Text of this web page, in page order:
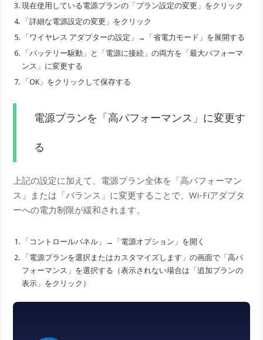
現在使用している電源プランの「プラン設定の変更」をクリック
「詳細な電源設定の変更」をクリック
「ワイヤレス アダプターの設定」→「省電力モード」を展開する
「バッテリー駆動」と「電源に接続」の両方を「最大パフォーマ
ンス」に変更する
「OK」をクリックして保存する
電源プランを「高パフォーマンス」に変更す
る
上記の設定に加えて、電源プラン全体を「高パフォーマン
ス」または「バランス」に変更することで、Wi-Fiアダプタ
ーへの電力制限が緩和されます。
「コントロールパネル」→「電源オプション」を開く
「電源プランを選択またはカスタマイズします」の画面で「高パ
フォーマンス」を選択する（表示されない場合は「追加プランの
表示」をクリック）